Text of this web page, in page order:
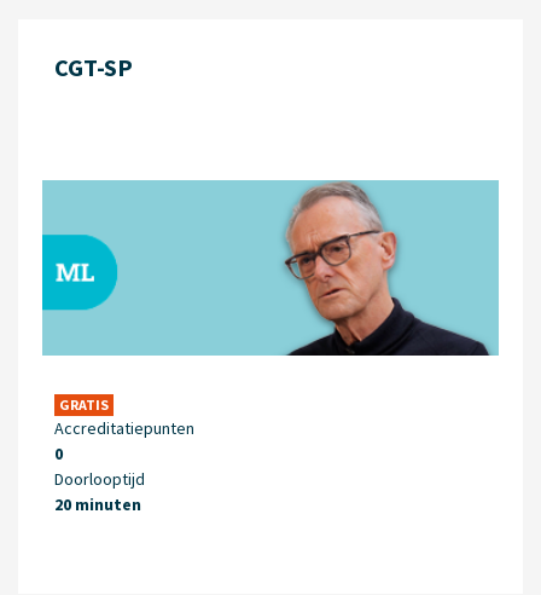
CGT-SP
GRATIS
Accreditatiepunten
0
Doorlooptijd
20 minuten